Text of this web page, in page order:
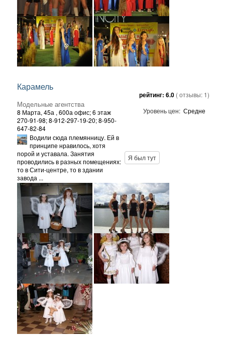
Карамель
Модельные агентства
8 Марта, 45а , 600а офис; 6 этаж
270-91-98; 8-912-297-19-20; 8-950-
647-82-84
рейтинг: 6.0 ( отзывы: 1)
Уровень цен: Средне
Водили сюда племянницу. Ей в
принципе нравилось, хотя
порой и уставала. Занятия
проводились в разных помещениях:
то в Сити-центре, то в здании
завода ...
Я был тут